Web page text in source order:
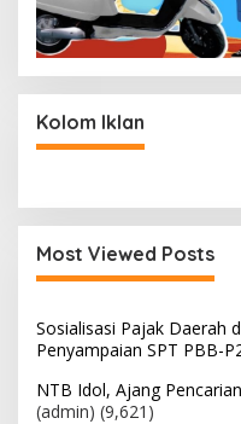
Kolom Iklan
Most Viewed Posts
Sosialisasi Pajak Daerah
Penyampaian SPT PBB-
NTB Idol, Ajang
(admin) (9,621)